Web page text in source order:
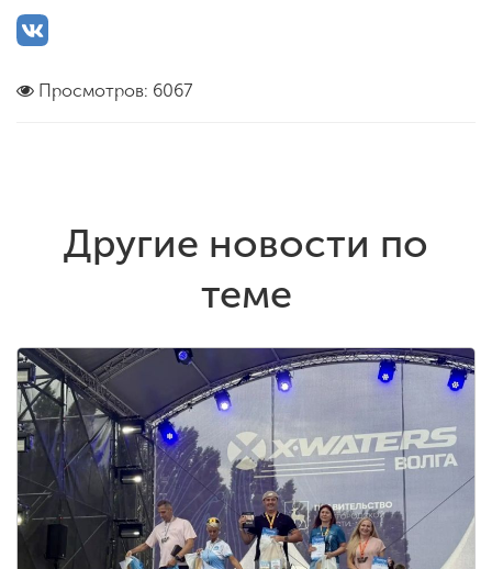
Просмотров: 6067
Другие новости по
теме